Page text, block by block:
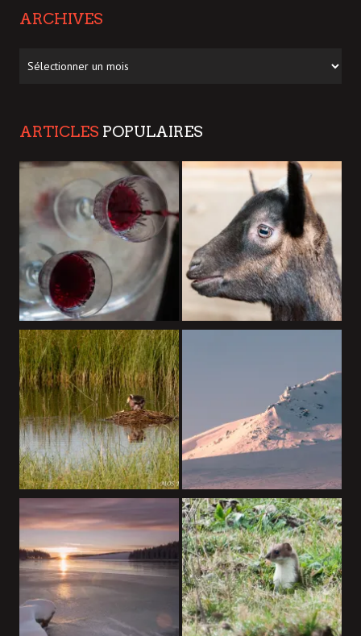
ARCHIVES
ARTICLES POPULAIRES